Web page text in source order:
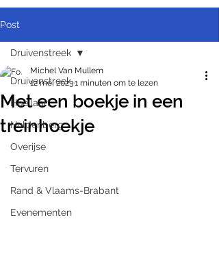
Post
Druivenstreek
Hoeilaart
Huldenberg
Overijse
Tervuren
Rand & Vlaams-Brabant
Evenementen
Druivenstreek
Met een boekje in een
treinhoekje
Michel Van Mullem
12 mei 20231 minuten om te lezen